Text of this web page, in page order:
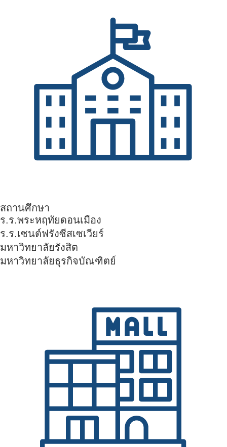
สถานศึกษา
ร.ร.พระหฤทัยดอนเมือง
ร.ร.เซนต์ฟรังซีสเซเวียร์
มหาวิทยาลัยรังสิต
มหาวิทยาลัยธุรกิจบัณฑิตย์